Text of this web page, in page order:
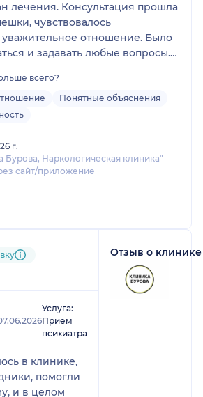
лечения. Консультация прошла
чувствовалось
отношение. Было
и задавать любые вопросы.
обязательно
всего?
Понятные объяснения
г.
Бурова, Наркологическая клиника"
сайт/приложение
через
Услуга:
Прием
психиатра
в клинике,
помогли
и в целом
Отзыв о